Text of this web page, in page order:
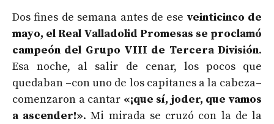
Dos fines de semana antes de ese veinticinco de
mayo, el Real Valladolid Promesas se proclamó
campeón del Grupo VIII de Tercera División.
Esa noche, al salir de cenar, los pocos que
quedaban –con uno de los capitanes a la cabeza–
comenzaron a cantar «¡que sí, joder, que vamos
a ascender!». Mi mirada se cruzó con la de la